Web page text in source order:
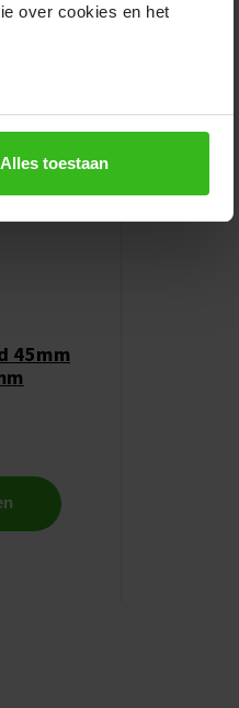
over cookies en het
Alles toestaan
45mm